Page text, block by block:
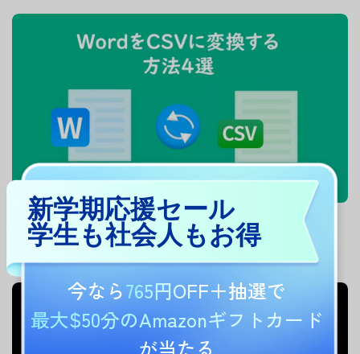
【簡単なガイド】WordをCSVに変換する方法4つ
新学期応援セール
学生も社会人もお得
今なら765円OFF＋抽選で
最大$50分のAmazonギフトカード
が当たる